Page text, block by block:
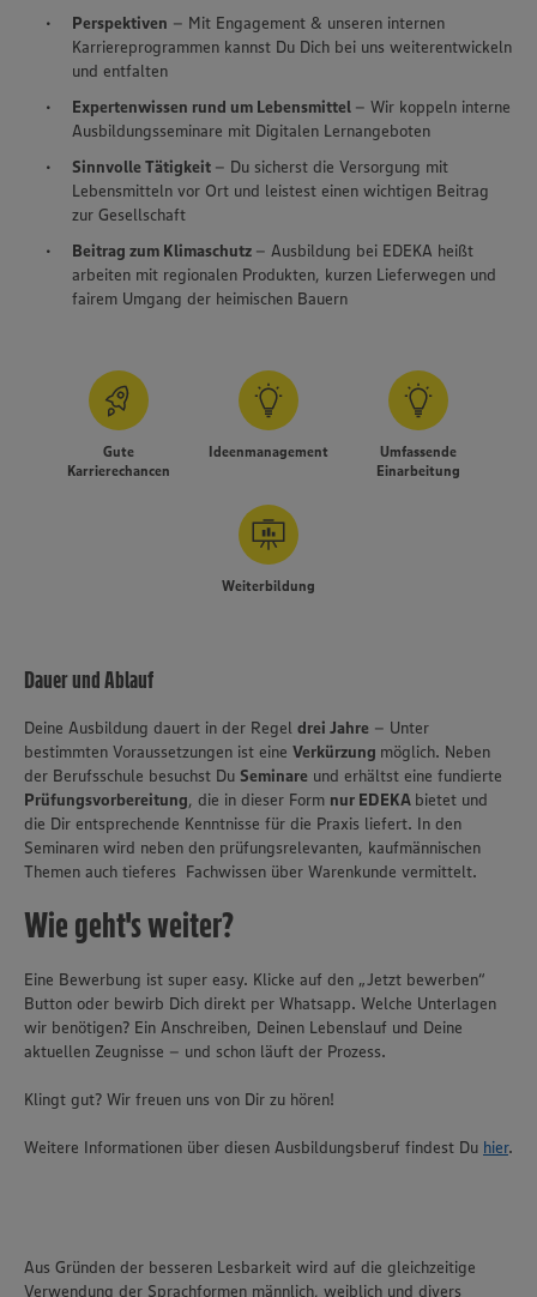
Website zu personalisieren und Ihnen möglichst relevante
Inhalte anzubieten. Ihre Einwilligung in die Nutzung von
Perspektiven – Mit Engagement & unseren internen
Karriereprogrammen kannst Du Dich bei uns weiterentwickeln
und entfalten
Expertenwissen rund um Lebensmittel – Wir koppeln interne
Ausbildungsseminare mit Digitalen Lernangeboten
Sinnvolle Tätigkeit – Du sicherst die Versorgung mit
Lebensmitteln vor Ort und leistest einen wichtigen Beitrag
zur Gesellschaft
Beitrag zum Klimaschutz – Ausbildung bei EDEKA heißt
arbeiten mit regionalen Produkten, kurzen Lieferwegen und
fairem Umgang der heimischen Bauern
Gute
Karrierechancen
Ideenmanagement
Umfassende
Einarbeitung
Weiterbildung
Dauer und Ablauf
Deine Ausbildung dauert in der Regel drei Jahre – Unter
bestimmten Voraussetzungen ist eine Verkürzung möglich. Neben
der Berufsschule besuchst Du Seminare und erhältst eine fundierte
Prüfungsvorbereitung, die in dieser Form nur EDEKA bietet und
die Dir entsprechende Kenntnisse für die Praxis liefert. In den
Seminaren wird neben den prüfungsrelevanten, kaufmännischen
Themen auch tieferes Fachwissen über Warenkunde vermittelt.
Wie geht's weiter?
Eine Bewerbung ist super easy. Klicke auf den „Jetzt bewerben“
Button oder bewirb Dich direkt per Whatsapp. Welche Unterlagen
wir benötigen? Ein Anschreiben, Deinen Lebenslauf und Deine
aktuellen Zeugnisse – und schon läuft der Prozess.
Klingt gut? Wir freuen uns von Dir zu hören!
Weitere Informationen über diesen Ausbildungsberuf findest Du hier.
Aus Gründen der besseren Lesbarkeit wird auf die gleichzeitige
Verwendung der Sprachformen männlich, weiblich und divers